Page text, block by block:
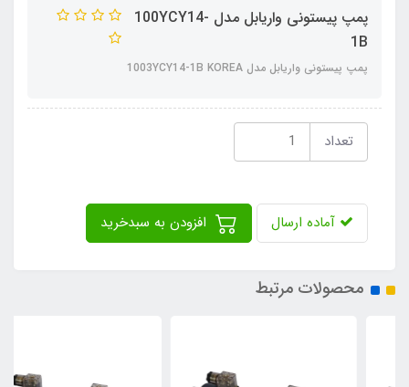
پمپ پیستونی واریابل مدل 100YCY14-
1B
پمپ پیستونی واریابل مدل 1003YCY14-1B KOREA
تعداد
آماده ارسال
محصولات مرتبط